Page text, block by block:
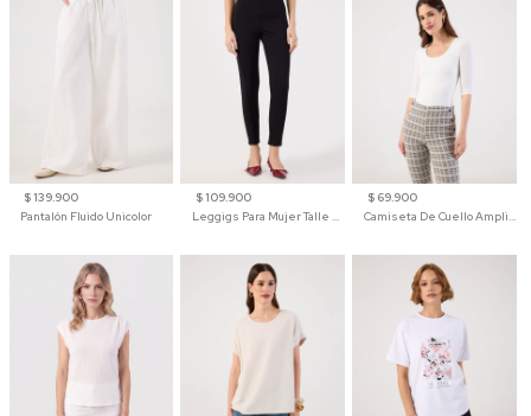
$ 139.900
Pantalón Fluido Unicolor
$ 109.900
$ 69.900